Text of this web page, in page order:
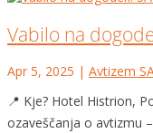
Vabilo na
Apr 5, 2025 | Avtizem
📍 Kje? Hotel Histrion,
ozaveščanja o avtizmu